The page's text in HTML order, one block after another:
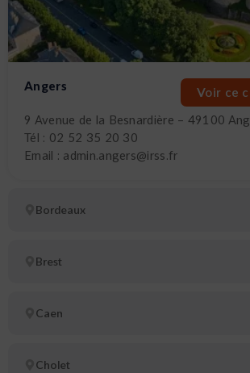
Bordeaux
Brest
Caen
Cholet
Angers
Voir ce
9 Avenue de la Besnardière – 49100
Tél : 02 52 35 20 30
Email : admin.angers@irss.fr